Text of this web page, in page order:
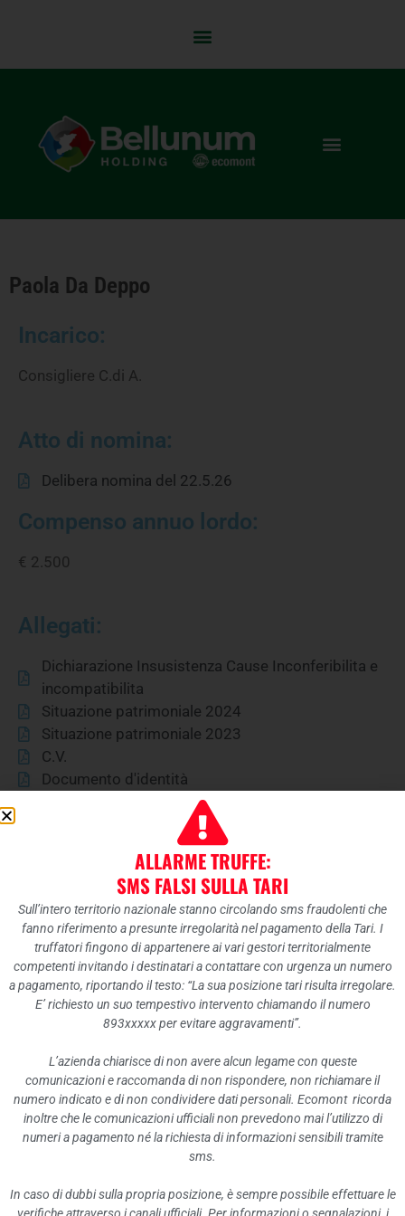
Paola Da Deppo
Incarico:
Consigliere C.di A.
Atto di nomina:
Delibera nomina del 22.5.26
Compenso annuo lordo:
€ 2.500
Allegati:
Dichiarazione Insusistenza Cause Inconferibilita e
incompatibilita
Situazione patrimoniale 2024
Situazione patrimoniale 2023
C.V.
Documento d'identità
CONSULENTI E COLLABORATORI
PERSONALE
BANDI DI CONCORSO
PERFORMANCE
ENTI CONTROLLATI
ATTIVITÀ E PROCEDIMENTI
PROVVEDIMENTI
CONTROLLI SULLE IMPRESE
BILANCI
ALLARME TRUFFE:
SMS FALSI SULLA TARI
Sull’intero territorio nazionale stanno circolando sms fraudolenti che
fanno riferimento a presunte irregolarità nel pagamento della Tari. I
truffatori fingono di appartenere ai vari gestori territorialmente
competenti invitando i destinatari a contattare con urgenza un numero
a pagamento, riportando il testo: “La sua posizione tari risulta irregolare.
E’ richiesto un suo tempestivo intervento chiamando il numero
893xxxxx per evitare aggravamenti”.
L’azienda chiarisce di non avere alcun legame con queste
comunicazioni e raccomanda di non rispondere, non richiamare il
numero indicato e di non condividere dati personali. Ecomont ricorda
inoltre che le comunicazioni ufficiali non prevedono mai l’utilizzo di
numeri a pagamento né la richiesta di informazioni sensibili tramite
sms.
In caso di dubbi sulla propria posizione, è sempre possibile effettuare le
verifiche attraverso i canali ufficiali. Per informazioni o segnalazioni, i